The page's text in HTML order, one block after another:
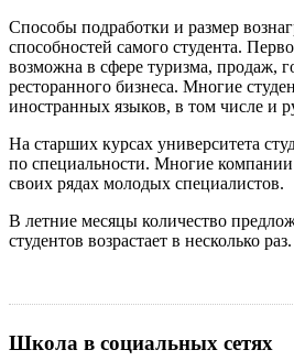
Способы подработки и размер
способностей самого студента.
возможна в сфере туризма, продаж,
ресторанного бизнеса. Многие
иностранных языков, в том числе и
На старших курсах университета
по специальности. Многие компании
своих рядах молодых специалистов.
В летние месяцы количество
студентов возрастает в несколько раз.
Школа в социальных сетях